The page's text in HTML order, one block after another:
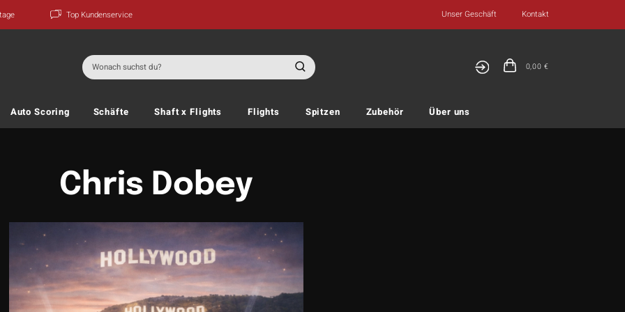
Top Kundenservice Unser Geschäft Kontakt
Suchen
nach:
0,00 €
Auto Scoring Schäfte Shaft x Flights Flights Spitzen Zubehör Über uns
Chris Dobey